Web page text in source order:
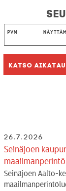
Pvm
Katso
26.7.2026
Seinäjoen
Seinäjoen Aalto-